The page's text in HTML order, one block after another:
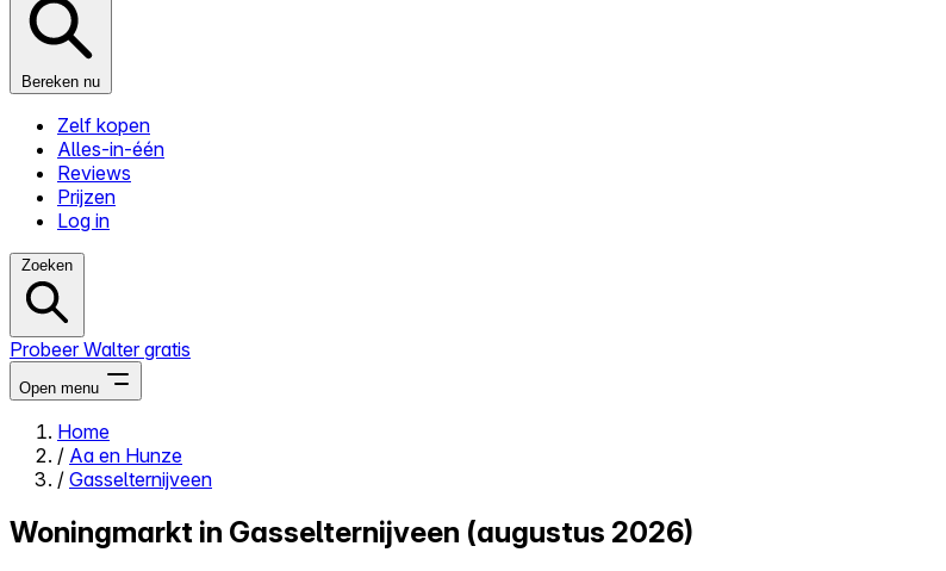
Bereken nu
Zelf kopen
Alles-in-één
Reviews
Prijzen
Log in
Zoeken
Probeer Walter gratis
Open menu
Close menu
Home
/ Aa en Hunze
/ Gasselternijveen
Woningmarkt in Gasselternijveen (augustus 2026)